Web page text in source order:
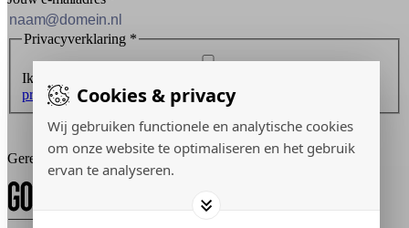
Cookies & privacy
Wij gebruiken functionele en analytische cookies
om onze website te optimaliseren en het gebruik
ervan te analyseren.
Privacyverklaring *
Ik ontvang graag de nieuwsbrief en ga akkoord met de
privacyverklaring.
Inschrijven
Gerealiseerd door: